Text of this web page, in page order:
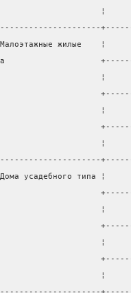
¦
Малоэтажные жилые
¦
¦
¦
Дома усадебного типа
¦
¦
¦